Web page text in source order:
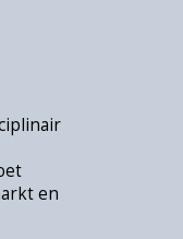
en